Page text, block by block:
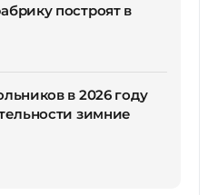
построят в
в 2026 году
зимние